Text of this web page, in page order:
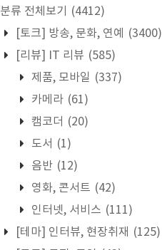
분류 전체보기
(4412)
[토크] 방송, 문화, 연예
(3400)
[리뷰] IT 리뷰 (585)
제품, 모바일 (337)
카메라 (61)
캠코더 (20)
도서 (1)
음반 (12)
영화, 콘서트 (42)
인터넷, 서비스 (111)
[테마] 인터뷰, 현장취재 (125)